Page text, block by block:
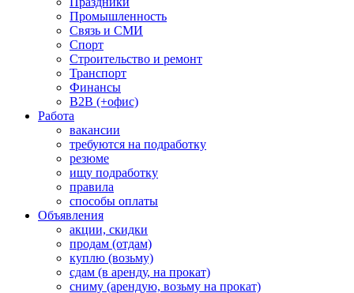
Промышленность
Связь и СМИ
Спорт
Строительство и ремонт
Транспорт
Финансы
B2B (+офис)
Работа
вакансии
требуются на подработку
резюме
ищу подработку
правила
способы оплаты
Объявления
акции, скидки
продам (отдам)
куплю (возьму)
сдам (в аренду, на прокат)
сниму (арендую, возьму на прокат)